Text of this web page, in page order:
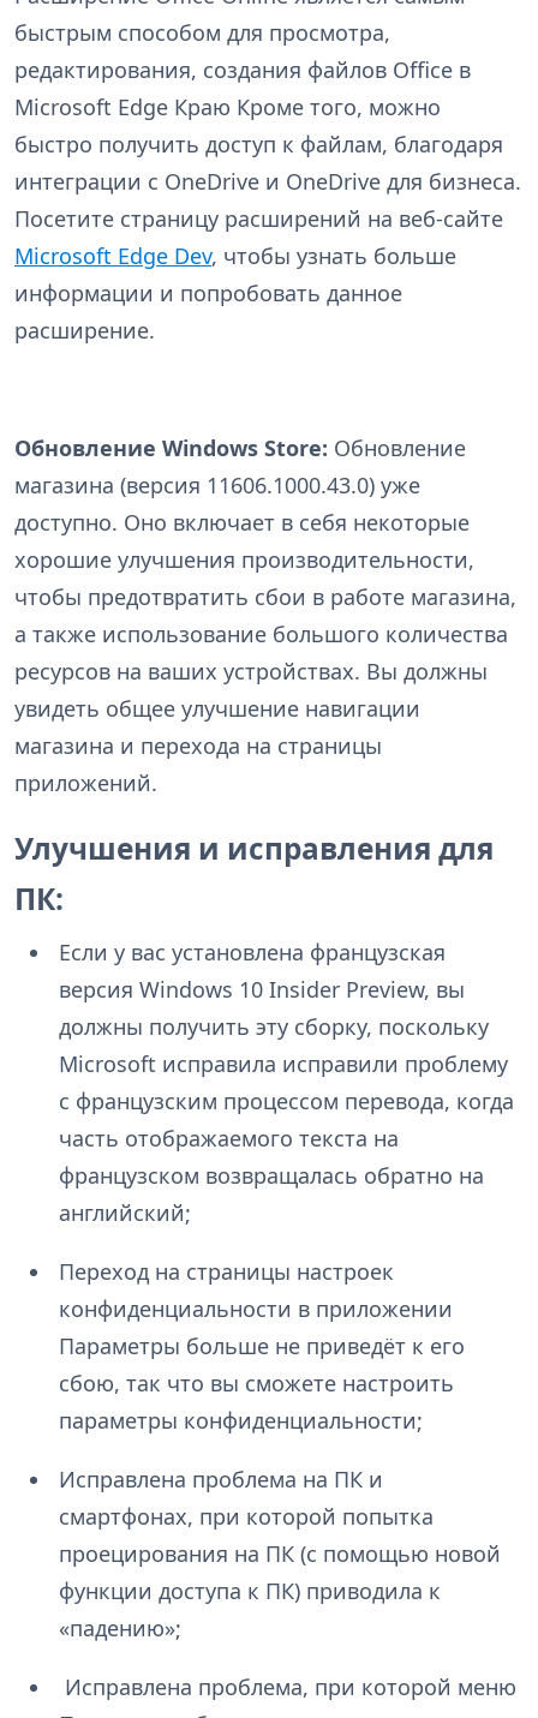
быстрым способом для просмотра,
редактирования, создания файлов Office в
Microsoft Edge Краю Кроме того, можно
быстро получить доступ к файлам, благодаря
интеграции с OneDrive и OneDrive для бизнеса.
Посетите страницу расширений на веб-сайте
Microsoft Edge Dev, чтобы узнать больше
информации и попробовать данное
расширение.
Обновление Windows Store: Обновление
магазина (версия 11606.1000.43.0) уже
доступно. Оно включает в себя некоторые
хорошие улучшения производительности,
чтобы предотвратить сбои в работе магазина,
а также использование большого количества
ресурсов на ваших устройствах. Вы должны
увидеть общее улучшение навигации
магазина и перехода на страницы
приложений.
Улучшения и исправления для
ПК:
Если у вас установлена французская
версия Windows 10 Insider Preview, вы
должны получить эту сборку, поскольку
Microsoft исправила исправили проблему
с французским процессом перевода, когда
часть отображаемого текста на
французском возвращалась обратно на
английский;
Переход на страницы настроек
конфиденциальности в приложении
Параметры больше не приведёт к его
сбою, так что вы сможете настроить
параметры конфиденциальности;
Исправлена проблема на ПК и
смартфонах, при которой попытка
проецирования на ПК (с помощью новой
функции доступа к ПК) приводила к
«падению»;
Исправлена проблема, при которой меню